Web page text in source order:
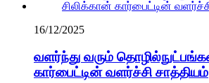
16/12/2025
வளர்ந்து வரும்
கார்பைட்டின் வளர்ச்சி சாத்தியம்